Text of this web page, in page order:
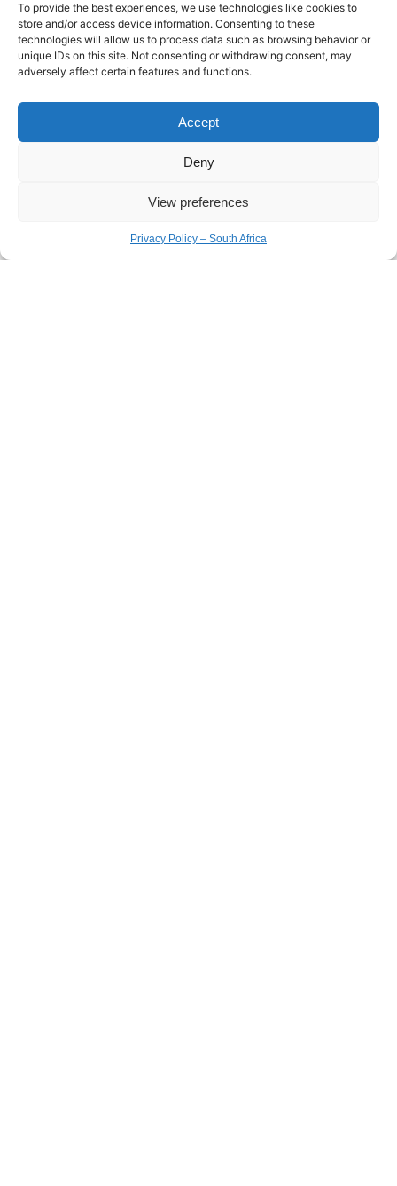
To provide the best experiences, we use technologies like cookies to
store and/or access device information. Consenting to these
technologies will allow us to process data such as browsing behavior or
unique IDs on this site. Not consenting or withdrawing consent, may
adversely affect certain features and functions.
Accept
Deny
View preferences
Privacy Policy – South Africa